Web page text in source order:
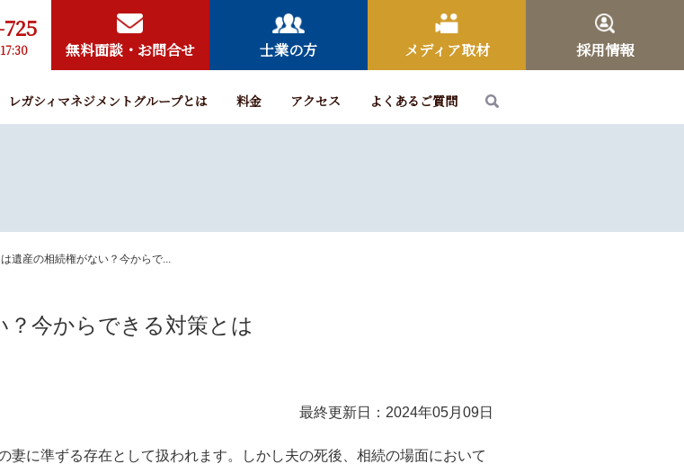
無料面談・お問合せ 士業の方 メディア取材 採用情報
レガシィマネジメントグループとは 料金 アクセス よくあるご質問
遺産の相続権がない？今からで...
？今からできる対策とは
最終更新日：2024年05月09日
妻に準ずる存在として扱われます。しかし夫の死後、相続の場面において